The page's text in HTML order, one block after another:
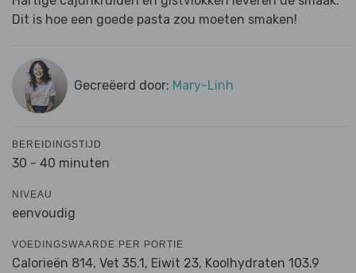
Dit is hoe een goede pasta zou moeten smaken!
Gecreëerd door: Mary-Linh
BEREIDINGSTIJD
30 - 40 minuten
NIVEAU
eenvoudig
VOEDINGSWAARDE PER PORTIE
Calorieën 814, Vet 35.1, Eiwit 23, Koolhydraten 103.9